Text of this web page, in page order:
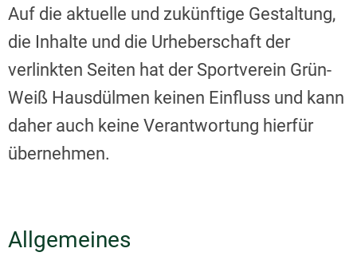
Auf die aktuelle und zukünftige Gestaltung,
die Inhalte und die Urheberschaft der
verlinkten Seiten hat der Sportverein Grün-
Weiß Hausdülmen keinen Einfluss und kann
daher auch keine Verantwortung hierfür
übernehmen.
Allgemeines